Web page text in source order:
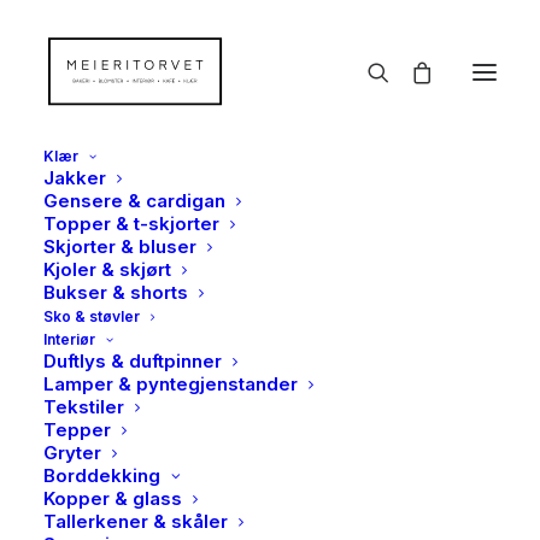
Klær
Jakker
Gensere & cardigan
Topper & t-skjorter
Skjorter & bluser
Kjoler & skjørt
Bukser & shorts
Sko & støvler
Interiør
Duftlys & duftpinner
Lamper & pyntegjenstander
Tekstiler
Tepper
Gryter
Borddekking
Kopper & glass
Tallerkener & skåler